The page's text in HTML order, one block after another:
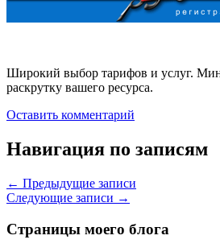
Широкий выбор тарифов и услуг.
раскрутку вашего ресурса.
Оставить комментарий
Навигация по записям
← Предыдущие записи
Следующие записи →
Страницы моего блога